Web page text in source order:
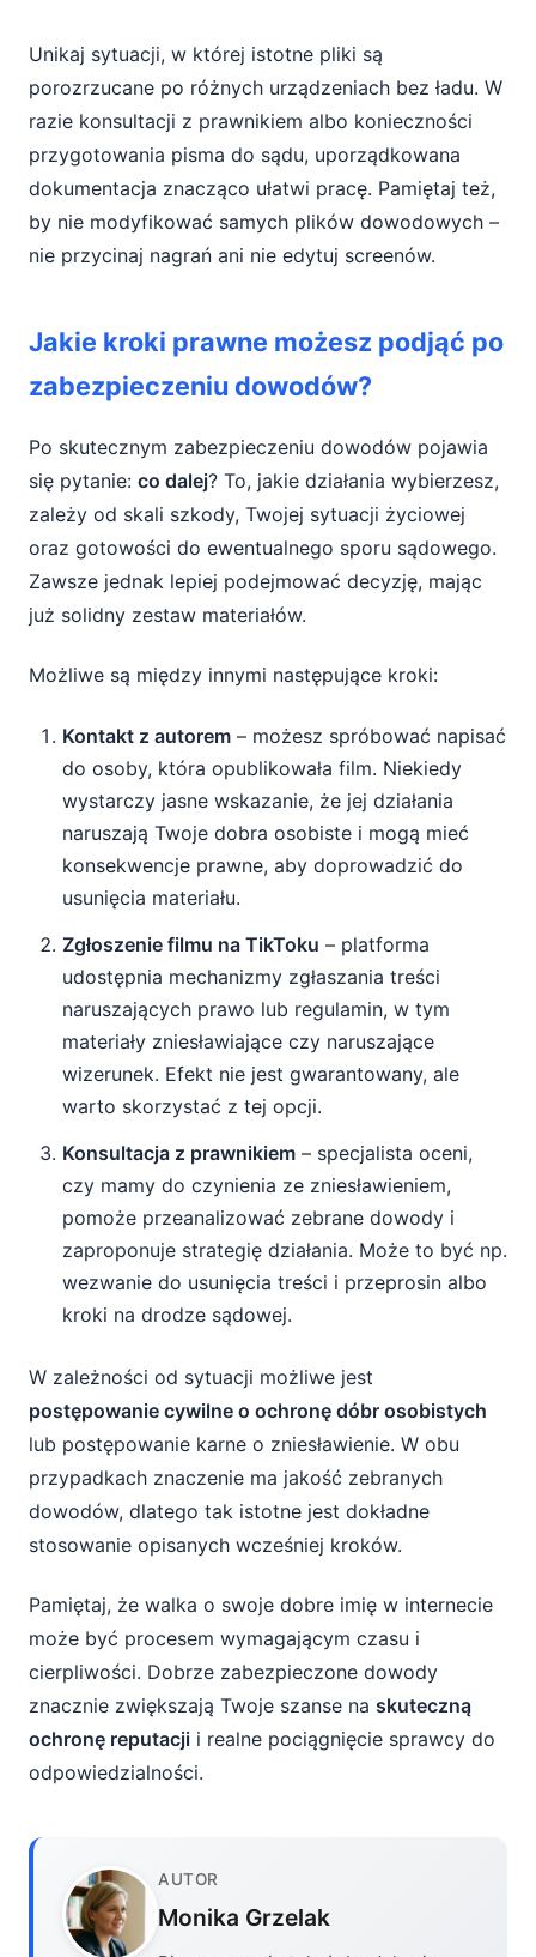
Unikaj sytuacji, w której istotne pliki są
porozrzucane po różnych urządzeniach bez ładu. W
razie konsultacji z prawnikiem albo konieczności
przygotowania pisma do sądu, uporządkowana
dokumentacja znacząco ułatwi pracę. Pamiętaj też,
by nie modyfikować samych plików dowodowych –
nie przycinaj nagrań ani nie edytuj screenów.
Jakie kroki prawne możesz podjąć po
zabezpieczeniu dowodów?
Po skutecznym zabezpieczeniu dowodów pojawia
się pytanie: co dalej? To, jakie działania wybierzesz,
zależy od skali szkody, Twojej sytuacji życiowej
oraz gotowości do ewentualnego sporu sądowego.
Zawsze jednak lepiej podejmować decyzję, mając
już solidny zestaw materiałów.
Możliwe są między innymi następujące kroki:
Kontakt z autorem – możesz spróbować napisać
do osoby, która opublikowała film. Niekiedy
wystarczy jasne wskazanie, że jej działania
naruszają Twoje dobra osobiste i mogą mieć
konsekwencje prawne, aby doprowadzić do
usunięcia materiału.
Zgłoszenie filmu na TikToku – platforma
udostępnia mechanizmy zgłaszania treści
naruszających prawo lub regulamin, w tym
materiały zniesławiające czy naruszające
wizerunek. Efekt nie jest gwarantowany, ale
warto skorzystać z tej opcji.
Konsultacja z prawnikiem – specjalista oceni,
czy mamy do czynienia ze zniesławieniem,
pomoże przeanalizować zebrane dowody i
zaproponuje strategię działania. Może to być np.
wezwanie do usunięcia treści i przeprosin albo
kroki na drodze sądowej.
W zależności od sytuacji możliwe jest
postępowanie cywilne o ochronę dóbr osobistych
lub postępowanie karne o zniesławienie. W obu
przypadkach znaczenie ma jakość zebranych
dowodów, dlatego tak istotne jest dokładne
stosowanie opisanych wcześniej kroków.
Pamiętaj, że walka o swoje dobre imię w internecie
może być procesem wymagającym czasu i
cierpliwości. Dobrze zabezpieczone dowody
znacznie zwiększają Twoje szanse na skuteczną
ochronę reputacji i realne pociągnięcie sprawcy do
odpowiedzialności.
AUTOR
Monika Grzelak